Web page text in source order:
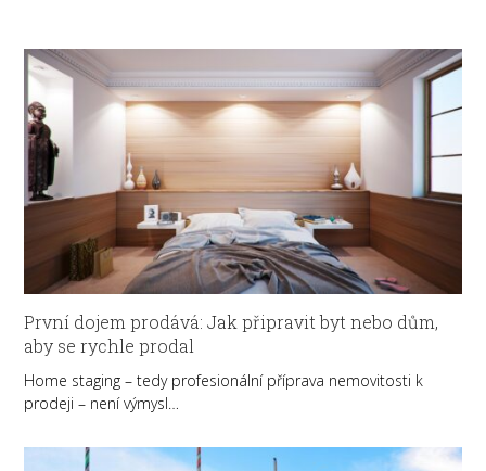
První dojem prodává: Jak připravit byt nebo dům,
aby se rychle prodal
Home staging – tedy profesionální příprava nemovitosti k
prodeji – není výmysl…